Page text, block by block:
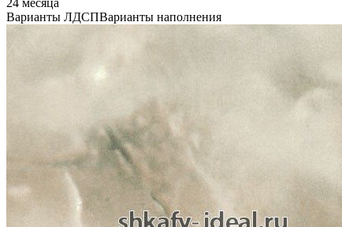
Варианты ЛДСПВарианты наполнения